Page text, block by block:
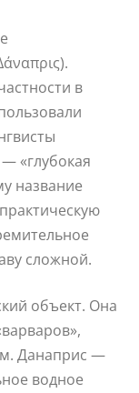
в
«глубокая
название
сложной.
объект. Она
Данаприс —
водное